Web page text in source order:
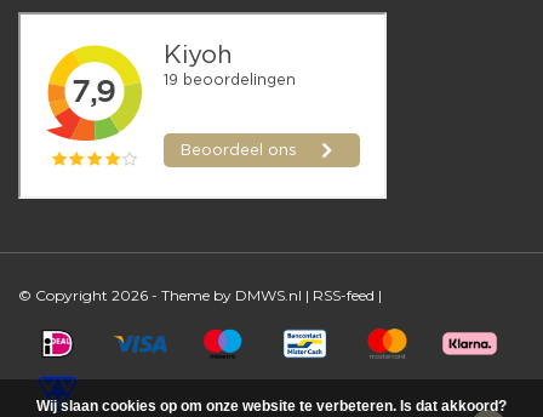
© Copyright 2026 - Theme by DMWS.nl | RSS-feed |
Wij slaan cookies op om onze website te verbeteren. Is dat akkoord?